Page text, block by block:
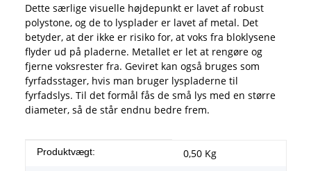
Dette særlige visuelle højdepunkt er lavet af robust
polystone, og de to lysplader er lavet af metal. Det
betyder, at der ikke er risiko for, at voks fra bloklysene
flyder ud på pladerne. Metallet er let at rengøre og
fjerne voksrester fra. Geviret kan også bruges som
fyrfadsstager, hvis man bruger lyspladerne til
fyrfadslys. Til det formål fås de små lys med en større
diameter, så de står endnu bedre frem.
#productDetails.itemInformation#
#productDetails.itemValue#
Produktvægt: 0,50 Kg